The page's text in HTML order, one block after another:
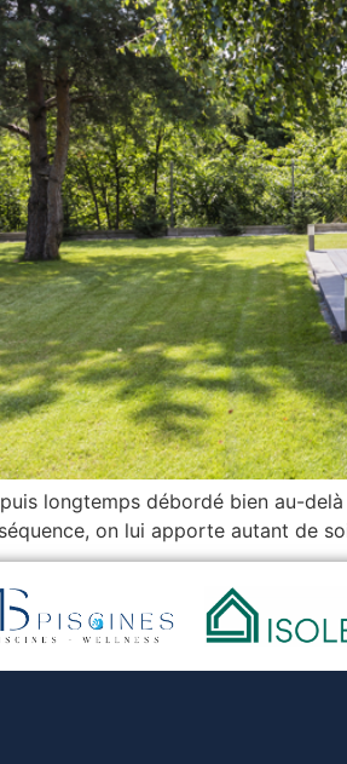
longtemps débordé bien au-
on lui apporte autant de